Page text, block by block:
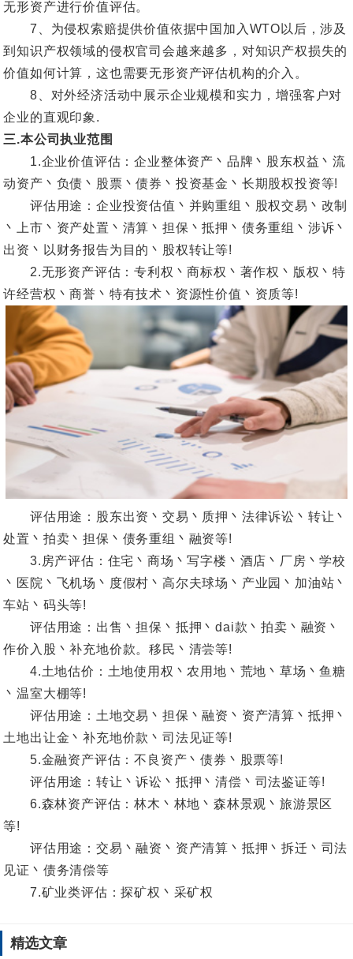
无形资产进行价值评估。
7、为侵权索赔提供价值依据中国加入WTO以后，涉及
到知识产权领域的侵权官司会越来越多，对知识产权损失的
价值如何计算，这也需要无形资产评估机构的介入。
8、对外经济活动中展示企业规模和实力，增强客户对
企业的直观印象.
三.本公司执业范围
1.企业价值评估：企业整体资产丶品牌丶股东权益丶流
动资产丶负债丶股票丶债券丶投资基金丶长期股权投资等!
评估用途：企业投资估值丶并购重组丶股权交易丶改制
丶上市丶资产处置丶清算丶担保丶抵押丶债务重组丶涉诉丶
出资丶以财务报告为目的丶股权转让等!
2.无形资产评估：专利权丶商标权丶著作权丶版权丶特
许经营权丶商誉丶特有技术丶资源性价值丶资质等!
评估用途：股东出资丶交易丶质押丶法律诉讼丶转让丶
处置丶拍卖丶担保丶债务重组丶融资等!
3.房产评估：住宅丶商场丶写字楼丶酒店丶厂房丶学校
丶医院丶飞机场丶度假村丶高尔夫球场丶产业园丶加油站丶
车站丶码头等!
评估用途：出售丶担保丶抵押丶dai款丶拍卖丶融资丶
作价入股丶补充地价款。移民丶清尝等!
4.土地估价：土地使用权丶农用地丶荒地丶草场丶鱼糖
丶温室大棚等!
评估用途：土地交易丶担保丶融资丶资产清算丶抵押丶
土地出让金丶补充地价款丶司法见证等!
5.金融资产评估：不良资产丶债券丶股票等!
评估用途：转让丶诉讼丶抵押丶清偿丶司法鉴证等!
6.森林资产评估：林木丶林地丶森林景观丶旅游景区
等!
评估用途：交易丶融资丶资产清算丶抵押丶拆迁丶司法
见证丶债务清偿等
7.矿业类评估：探矿权丶采矿权
精选文章